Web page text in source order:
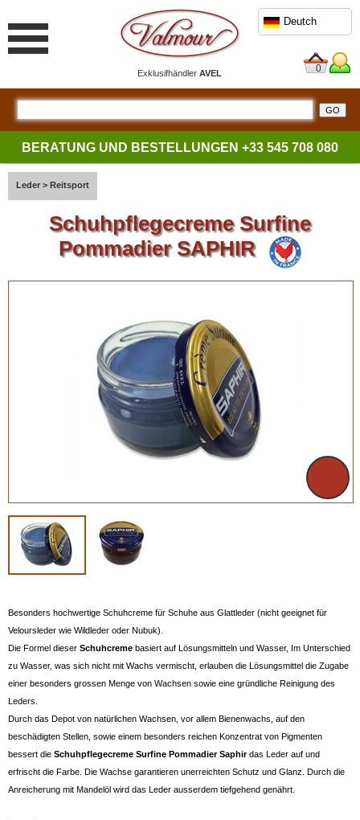
ExklusifhändlerAVEL
Deutch
0
BERATUNG UND BESTELLUNGEN +33 545 708 080
Leder > Reitsport
Schuhpflegecreme Surfine
Pommadier SAPHIR
Besonders hochwertige Schuhcreme für Schuhe aus Glattleder (nicht geeignet für
Veloursleder wie Wildleder oder Nubuk).
Die Formel dieser Schuhcreme basiert auf Lösungsmitteln und Wasser, Im Unterschied
zu Wasser, was sich nicht mit Wachs vermischt, erlauben die Lösungsmittel die Zugabe
einer besonders grossen Menge von Wachsen sowie eine gründliche Reinigung des
Leders.
Durch das Depot von natürlichen Wachsen, vor allem Bienenwachs, auf den
beschädigten Stellen, sowie einem besonders reichen Konzentrat von Pigmenten
bessert die Schuhpflegecreme Surfine Pommadier Saphirdas Leder auf und
erfrischt die Farbe. Die Wachse garantieren unerreichten Schutz und Glanz. Durch die
Anreicherung mit Mandelöl wird das Leder ausserdem tiefgehend genährt.